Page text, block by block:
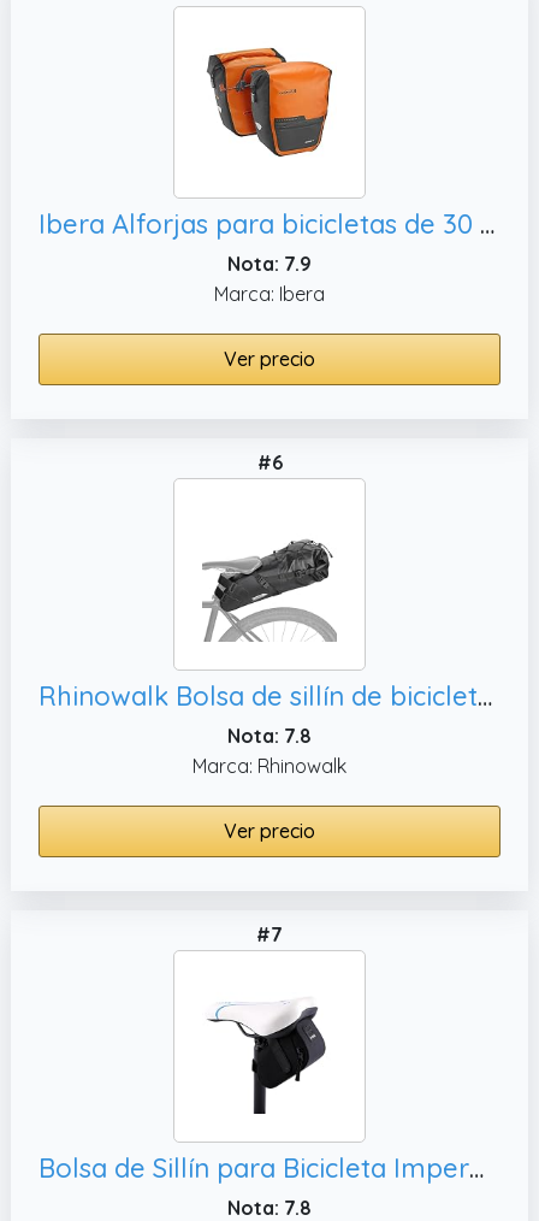
Ibera Alforjas para bicicletas de 30 L (par) impermeables – Alforjas para bicicleta PakRak de liberación rápida – Bolsas de sillín de bicicleta para estante trasero con cubierta de lluvia – Alforja se
Nota: 7.9
Marca: Ibera
Ver precio
#6
Rhinowalk Bolsa de sillín de bicicleta, 13 L
Nota: 7.8
Marca: Rhinowalk
Ver precio
#7
Bolsa de Sillín para Bicicleta Impermeable Negro, Bolsa Trasera de Bicicleta con Herramientas Multifunciona Almacenamiento
Nota: 7.8